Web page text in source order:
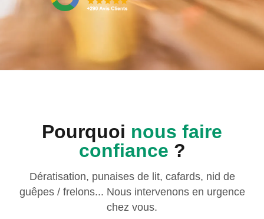
Pourquoi nous faire
confiance ?
Dératisation, punaises de lit, cafards, nid de
guêpes / frelons... Nous intervenons en urgence
chez vous.